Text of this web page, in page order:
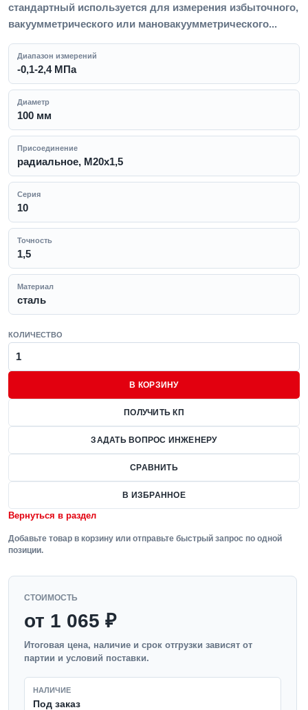
стандартный используется для измерения избыточного,
вакуумметрического или мановакуумметрического...
Диапазон измерений
-0,1-2,4 МПа
Диаметр
100 мм
Присоединение
радиальное, M20x1,5
Серия
10
Точность
1,5
Материал
сталь
КОЛИЧЕСТВО
В КОРЗИНУ
ПОЛУЧИТЬ КП
ЗАДАТЬ ВОПРОС ИНЖЕНЕРУ
СРАВНИТЬ
В ИЗБРАННОЕ
Вернуться в раздел
Добавьте товар в корзину или отправьте быстрый запрос по одной
позиции.
СТОИМОСТЬ
от 1 065 ₽
Итоговая цена, наличие и срок отгрузки зависят от
партии и условий поставки.
НАЛИЧИЕ
Под заказ